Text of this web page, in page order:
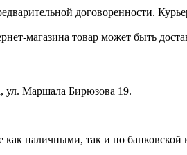
договоренности.
магазина товар может быть
ул. Маршала Бирюзова 19.
как наличными, так и по банковской